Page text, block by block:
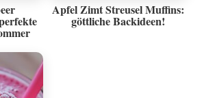
Apfel Zimt Streusel Muffins:
göttliche Backideen!